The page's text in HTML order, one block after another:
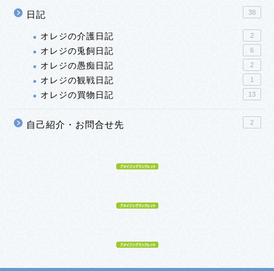
日記 38
オレジの介護日記 2
オレジの兎飼日記 6
オレジの愚痴日記 2
オレジの観戦日記 1
オレジの買物日記 13
自己紹介・お問合せ先 2